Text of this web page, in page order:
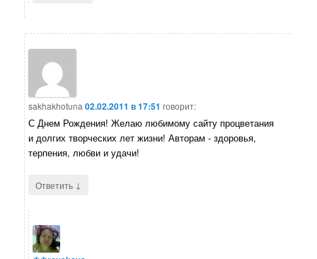
sakhakhotuna 02.02.2011 в 17:51 говорит:
С Днем Рождения! Желаю любимому сайту процветания
и долгих творческих лет жизни! Авторам - здоровья,
терпения, любви и удачи!
Ответить ↓